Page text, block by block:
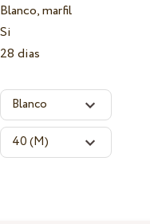
Blanco, marfil
Si
28 dias